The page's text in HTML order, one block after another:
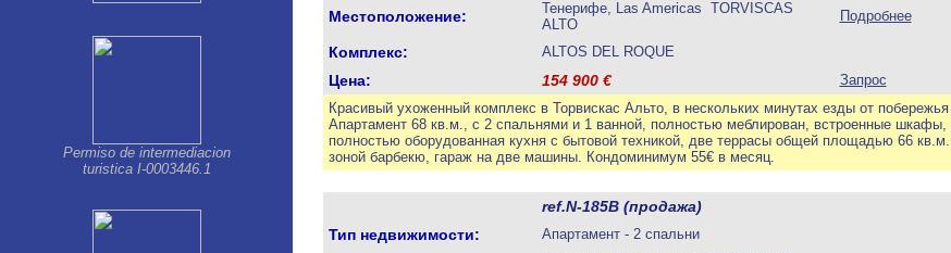
Permiso de intermediacion
turistica I-0003446.1
Местоположение:
Тенерифе, Las Americas TORVISCAS
ALTO
Подробнее
Комплекс: ALTOS DEL ROQUE
Цена: 154 900€
Запрос
Красивый ухоженный комплекс в Торвискас Альто, в нескольких минутах езды от
Апартамент 68 кв.м., с 2 спальнями и 1 ванной, полностью меблирован, встроенные шкафы,
полностью оборудованная кухня с бытовой техникой, две террасы общей площадью 66
зоной барбекю, гараж на две машины. Кондоминимум 55€ в месяц.
ref.N-185B (продажа)
Тип недвижимости:
Апартамент - 2 спальни